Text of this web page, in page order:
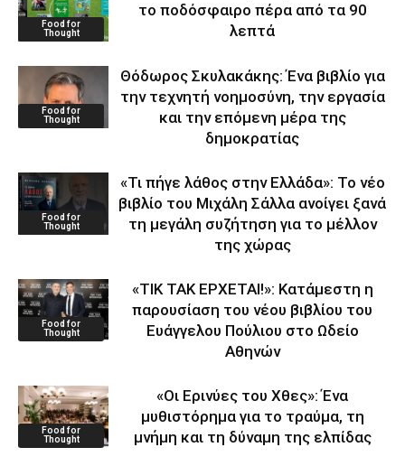
Food for
Thought
το ποδόσφαιρο πέρα από τα 90
λεπτά
Food for
Thought
Θόδωρος Σκυλακάκης: Ένα βιβλίο για
την τεχνητή νοημοσύνη, την εργασία
και την επόμενη μέρα της
δημοκρατίας
Food for
Thought
«Τι πήγε λάθος στην Ελλάδα»: Το νέο
βιβλίο του Μιχάλη Σάλλα ανοίγει ξανά
τη μεγάλη συζήτηση για το μέλλον
της χώρας
Food for
Thought
«ΤΙΚ ΤΑΚ ΕΡΧΕΤΑΙ!»: Κατάμεστη η
παρουσίαση του νέου βιβλίου του
Ευάγγελου Πούλιου στο Ωδείο
Αθηνών
Food for
Thought
«Οι Ερινύες του Χθες»: Ένα
μυθιστόρημα για το τραύμα, τη
μνήμη και τη δύναμη της ελπίδας